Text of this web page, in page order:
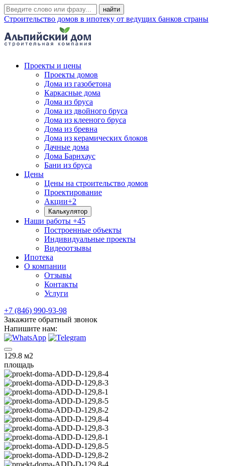
Строительство домов в ипотеку от ведущих банков страны
Проекты и цены
Проекты домов
Дома из газобетона
Каркасные дома
Дома из бруса
Дома из двойного бруса
Дома из клееного бруса
Дома из бревна
Дома из керамических блоков
Дачные дома
Дома Барнхаус
Бани из бруса
Цены
Цены на строительство домов
Проектирование
Акции+2
Калькулятор
Наши работы +45
Построенные объекты
Индивидуальные проекты
Видеоотзывы
Ипотека
О компании
Отзывы
Контакты
Услуги
+7 (846) 990-93-98
Закажите обратный звонок
Напишите нам:
129.8 м2
площадь